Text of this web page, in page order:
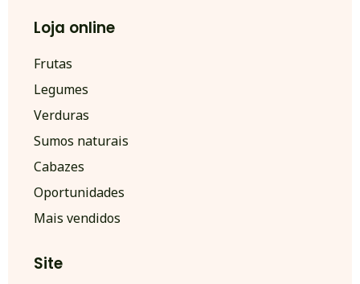
Loja online
Frutas
Legumes
Verduras
Sumos naturais
Cabazes
Oportunidades
Mais vendidos
Site